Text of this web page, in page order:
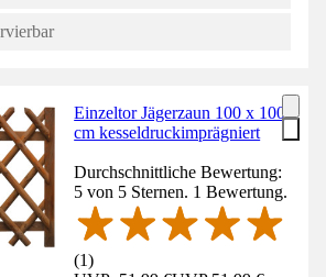
Einzeltor Jägerzaun 100 x 100
cm kesseldruckimprägniert
Durchschnittliche Bewertung:
5 von 5 Sternen. 1 Bewertung.
(1)